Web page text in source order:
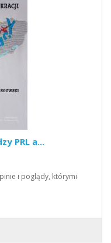
PRL a...
i poglądy, którymi